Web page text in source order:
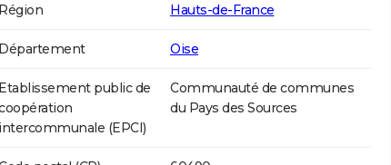
Région Hauts-de-France
Département Oise
Etablissement public de
intercommunale (EPCI)
Communauté de communes
du Pays des Sources